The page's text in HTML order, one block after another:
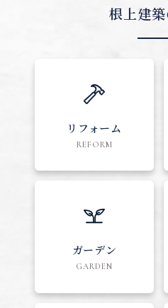
根上建
リフォーム
REFORM
ガーデン
GARDEN